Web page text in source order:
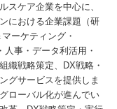
スケア企業を中心に、
における企業課題（研
ーケティング・
事・データ利活用・
織戦略策定、DX戦略・
グサービスを提供しま
ローバル化が進んでい